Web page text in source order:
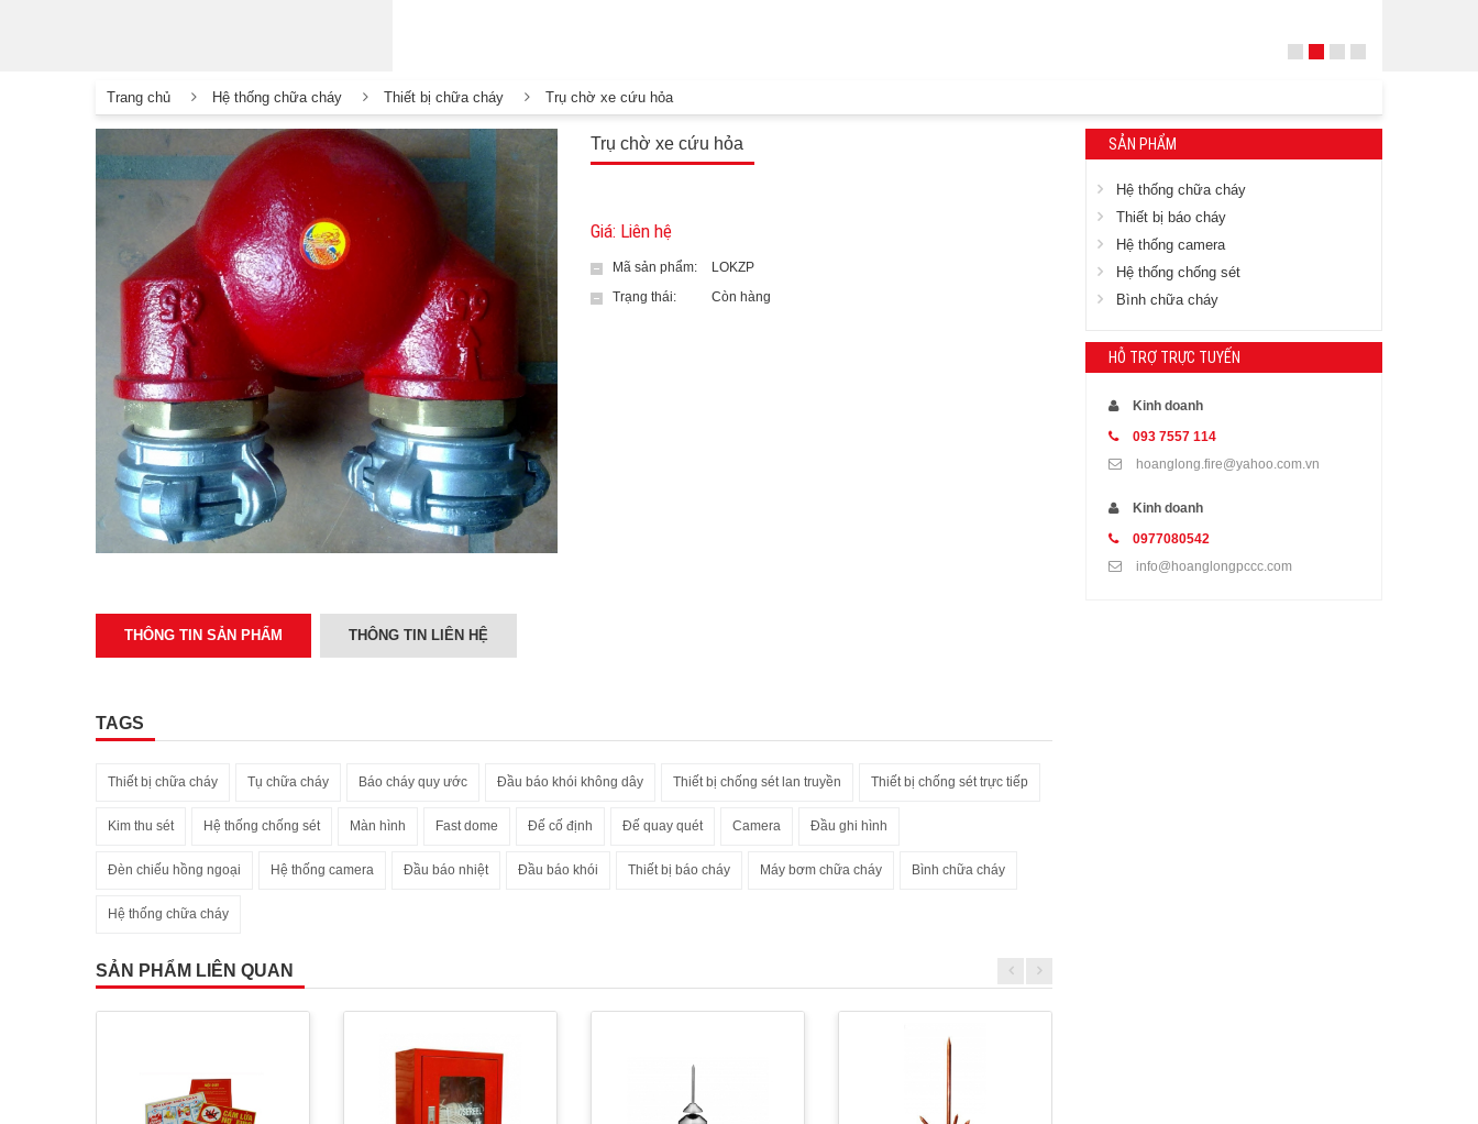
Trang chủ Hệ thống chữa cháy Thiết bị chữa cháy Trụ chờ xe cứu hỏa
SẢN PHẨM
Hệ thống chữa cháy
Thiết bị báo cháy
Hệ thống camera
Hệ thống chống sét
Bình chữa cháy
HỖ TRỢ TRỰC TUYẾN
Kinh doanh
093 7557 114
hoanglong.fire@yahoo.com.vn
Kinh doanh
0977080542
info@hoanglongpccc.com
Trụ chờ xe cứu hỏa
Giá: Liên hệ
Mã sản phẩm:
LOKZP
Trạng thái:
Còn hàng
THÔNG TIN SẢN PHẨM THÔNG TIN LIÊN HỆ
TAGS
Thiết bị chữa cháy Tụ chữa cháy Báo cháy quy ước Đầu báo khói không dây Thiết bị chống sét lan truyền Thiết bị chống sét trực tiếp
Kim thu sét Hệ thống chống sét Màn hình Fast dome Đế cố định Đế quay quét Camera Đầu ghi hình
Đèn chiếu hồng ngoại Hệ thống camera Đầu báo nhiệt Đầu báo khói Thiết bị báo cháy Máy bơm chữa cháy Bình chữa cháy
Hệ thống chữa cháy
SẢN PHẨM LIÊN QUAN